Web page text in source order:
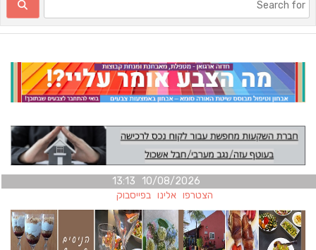
10/08/2026 13:13
הצטרפו אלינו בפייסבוק